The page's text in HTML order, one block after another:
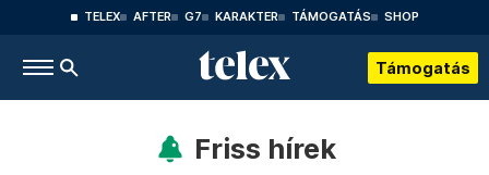
TELEX AFTER G7 KARAKTER TÁMOGATÁS SHOP
Támogatás
Friss hírek